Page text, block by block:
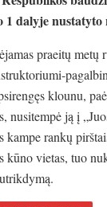
1 dalyje
praeitų metų
klounu,
nusitempė ją į
kampe rankų
kūno vietas, tuo